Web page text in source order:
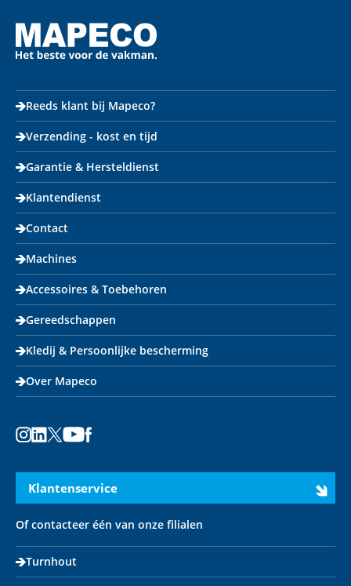
Reeds klant bij Mapeco?
Verzending - kost en tijd
Garantie & Hersteldienst
Klantendienst
Contact
Machines
Accessoires & Toebehoren
Gereedschappen
Kledij & Persoonlijke bescherming
Over Mapeco
Klantenservice
Of contacteer één van onze filialen
Turnhout